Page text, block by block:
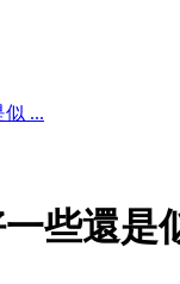
...
些還是